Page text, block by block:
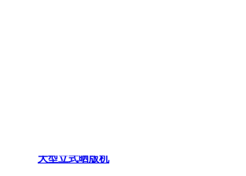
大型立式晒版机